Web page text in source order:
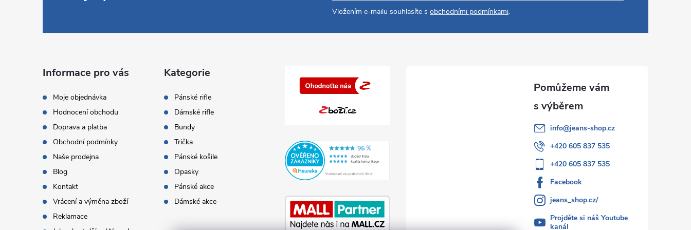
Vložením e-mailu souhlasíte s obchodními podmínkami.
Informace pro vás
Moje objednávka
Hodnocení obchodu
Doprava a platba
Obchodní podmínky
Naše prodejna
Blog
Kontakt
Vrácení a výměna zboží
Reklamace
Kategorie
Pánské rifle
Dámské rifle
Bundy
Trička
Pánské košile
Opasky
Pánské akce
Dámské akce
info@jeans-shop.cz
+420 605 837 535
+420 605 837 535
Facebook
jeans_shop.cz/
Projděte si náš Youtube
kanál